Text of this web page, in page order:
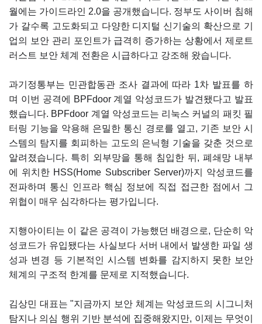
월에는 가이드라인 2.0을 공개했습니다. 정부도 사이버 침해
가 갈수록 고도화되고 다양한 디지털 신기술의 확산으로 기
업의 보안 관리 포인트가 급격히 증가하는 상황에서 제로트
러스트 보안 체계 전환은 시급하다고 강조해 왔습니다.
과기정통부는 민관합동관 조사 결과에 따라 1차 발표를 하
며 이번 공격에 BPFdoor 계열 악성코드가 발견됐다고 발표
했습니다. BPFdoor 계열 악성코드는 리눅스 커널의 패킷 필
터링 기능을 악용해 은밀한 통신 경로를 열고, 기존 보안 시
스템의 탐지를 회피하는 고도의 은닉형 기술을 갖춘 것으로
알려졌습니다. 특히 외부망을 통해 침입한 뒤, 폐쇄망 내부
에 위치한 HSS(Home Subscriber Server)까지 악성코드를
전파하며 통신 인프라 핵심 정보에 직접 접근한 점에서 그
위협이 매우 심각하다는 평가입니다.
지행아이티는 이 같은 공격이 가능했던 배경으로, 단순히 악
성코드가 유입됐다는 사실보다 서버 내에서 발생한 파일 생
성과 변경 등 기본적인 시스템 변화를 감지하지 못한 보안
체계의 구조적 한계를 문제로 지적했습니다.
김상민 대표는 "지금까지 보안 체계는 악성코드의 시그니처
탐지나 의심 행위 기반 분석에 집중해왔지만, 이제는 무엇이